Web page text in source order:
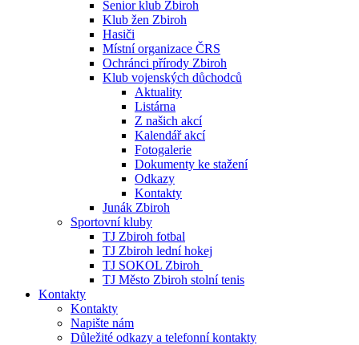
Senior klub Zbiroh
Klub žen Zbiroh
Hasiči
Místní organizace ČRS
Ochránci přírody Zbiroh
Klub vojenských důchodců
Aktuality
Listárna
Z našich akcí
Kalendář akcí
Fotogalerie
Dokumenty ke stažení
Odkazy
Kontakty
Junák Zbiroh
Sportovní kluby
TJ Zbiroh fotbal
TJ Zbiroh lední hokej
TJ SOKOL Zbiroh
TJ Město Zbiroh stolní tenis
Kontakty
Kontakty
Napište nám
Důležité odkazy a telefonní kontakty